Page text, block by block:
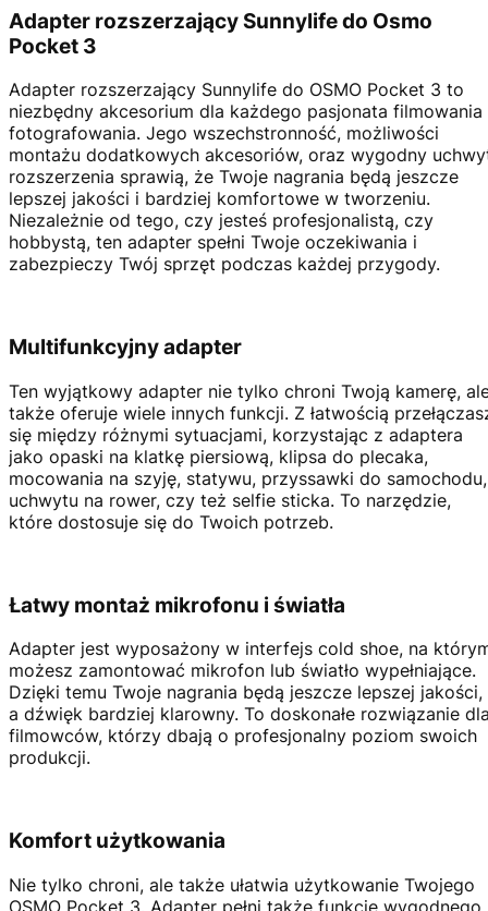
Adapter rozszerzający Sunnylife do Osmo
Pocket 3
Adapter rozszerzający Sunnylife do OSMO Pocket 3 to
niezbędny akcesorium dla każdego pasjonata filmowania
fotografowania. Jego wszechstronność, możliwości
montażu dodatkowych akcesoriów, oraz wygodny
rozszerzenia sprawią, że Twoje nagrania będą jeszcze
lepszej jakości i bardziej komfortowe w tworzeniu.
Niezależnie od tego, czy jesteś profesjonalistą, czy
hobbystą, ten adapter spełni Twoje oczekiwania i
zabezpieczy Twój sprzęt podczas każdej przygody.
Multifunkcyjny adapter
Ten wyjątkowy adapter nie tylko chroni Twoją kamerę,
także oferuje wiele innych funkcji. Z łatwością
się między różnymi sytuacjami, korzystając z adaptera
jako opaski na klatkę piersiową, klipsa do plecaka,
mocowania na szyję, statywu, przyssawki do samochodu,
uchwytu na rower, czy też selfie sticka. To narzędzie,
które dostosuje się do Twoich potrzeb.
Łatwy montaż mikrofonu i światła
Adapter jest wyposażony w interfejs cold shoe, na
możesz zamontować mikrofon lub światło wypełniające.
Dzięki temu Twoje nagrania będą jeszcze lepszej jakości,
a dźwięk bardziej klarowny. To doskonałe rozwiązanie
filmowców, którzy dbają o profesjonalny poziom swoich
produkcji.
Komfort użytkowania
Nie tylko chroni, ale także ułatwia użytkowanie Twojego
OSMO Pocket 3. Adapter pełni także funkcję wygodnego